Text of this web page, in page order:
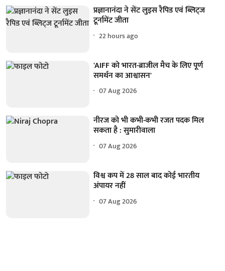
प्रज्ञानानंदा ने सेंट लुइस रैपिड एवं ब्लिट्ज
टूर्नामेंट जीता
22 hours ago
'AIFF को भारत-ब्राजील मैच के लिए पूर्ण
समर्थन का आश्वासन'
07 Aug 2026
नीरज को भी कभी-कभी रजत पदक मिल
सकता है : सुमारीवाला
07 Aug 2026
विश्व कप में 28 साल बाद कोई भारतीय
अंपायर नहीं
07 Aug 2026